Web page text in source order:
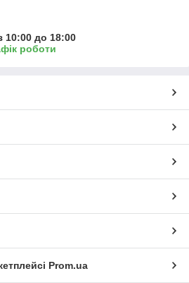
10:00 до 18:00
роботи
Prom.ua